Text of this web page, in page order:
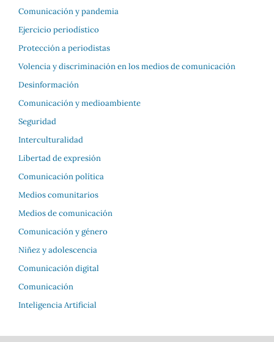
Comunicación y pandemia
Ejercicio periodístico
Protección a periodistas
Volencia y discriminación en los medios de comunicación
Desinformación
Comunicación y medioambiente
Seguridad
Interculturalidad
Libertad de expresión
Comunicación política
Medios comunitarios
Medios de comunicación
Comunicación y género
Niñez y adolescencia
Comunicación digital
Comunicación
Inteligencia Artificial